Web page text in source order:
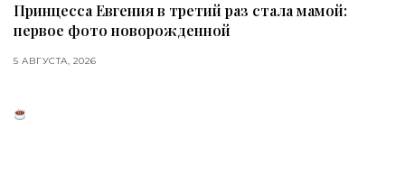
Принцесса Евгения в третий раз стала мамой:
первое фото новорожденной
5 АВГУСТА, 2026